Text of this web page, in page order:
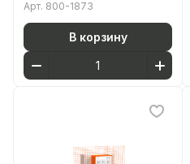
Арт. 800-1873
В корзину